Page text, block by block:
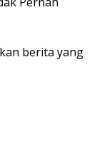
berita yang